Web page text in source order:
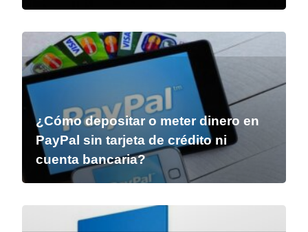
¿Cómo depositar o meter dinero en
PayPal sin tarjeta de crédito ni
cuenta bancaria?